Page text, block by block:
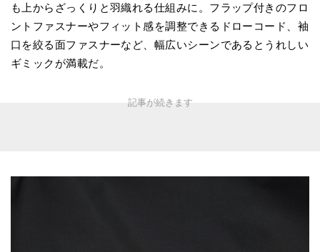
も上からざっくりと羽織れる仕組みに。フラップ付きのフロ
ントファスナーやフィット感を調整できるドローコード、袖
口を絞る面ファスナーなど、幅広いシーンであるとうれしい
ギミックが満載だ。